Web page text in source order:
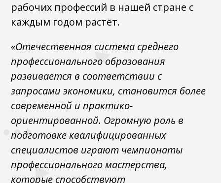
рабочих профессий в нашей стране с
каждым годом растёт.
«Отечественная система среднего
профессионального образования
развивается в соответствии с
запросами экономики, становится более
современной и практико-
ориентированной. Огромную роль в
подготовке квалифицированных
специалистов играют чемпионаты
профессионального мастерства,
которые способствуют